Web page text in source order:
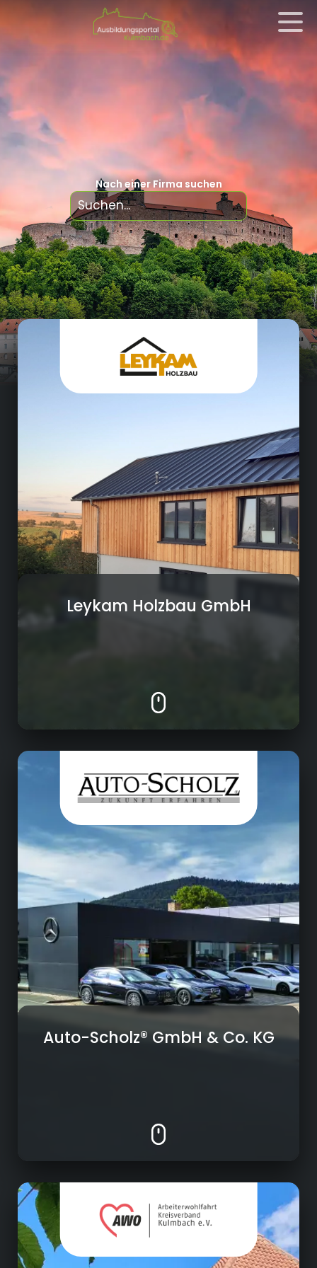
Nach einer Firma suchen
Bauwesen
Unsere Firma ist ein traditioneller, aber auch
moderner Zimmereibetrieb, gegründet im
Seit 1985 leitete Günther Leykam die Leykam
Holzbau GmbH. Durch seine aufgeschlossene
Art, sein fundiertes Fachwissen und vor allem
durch seine Persönlichkeit ist unsere Firma zu
einem stattlichen Unternehmen
herangewachsen und beschäftigt
mittlerweile mehr als 20 Mitarbeiter.
Seit 2020 führt Ulrike Leykam nun in 4.
Generation den Betrieb gemeinsam im 3er-
Team mit den langjährig beschäftigten
Zimmermeistern Michael Heinz und Jörg
Leykam Holzbau GmbH
Automobilindustrie
• Vertrieb von Mercedes-Benz PKW,
Transportern und LKW Neu- und
Gebrauchtwagen
• Große Modellvielfalt vor Ort
• Wartung und Reparatur
• Unfallabwicklung und Schadensregulierung
• Persönliche & kompetente Beratung
• Professionelle Betreuung rund um den
Fahrzeugkauf
• Gesetzliche Untersuchungen
• Reifenservice & Rädereinlagerung
Auto-Scholz® GmbH & Co. KG
Sozialunternehmen
Betreuungsverein
Mehrgenerationenhaus Mainleus AWO